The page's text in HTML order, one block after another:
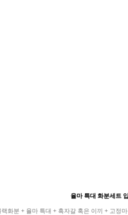
율마 특대 화분세트
랙화분 + 율마 특대 + 흑자갈 혹은 이끼 + 고정